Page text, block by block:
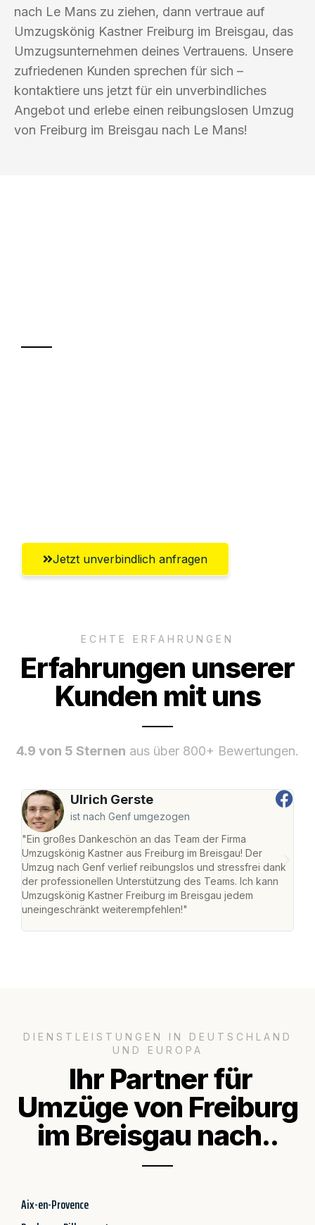
nach Le Mans zu ziehen, dann vertraue auf
Umzugskönig Kastner Freiburg im Breisgau, das
Umzugsunternehmen deines Vertrauens. Unsere
zufriedenen Kunden sprechen für sich –
kontaktiere uns jetzt für ein unverbindliches
Angebot und erlebe einen reibungslosen Umzug
von Freiburg im Breisgau nach Le Mans!
Jetzt unverbindlich anfragen
ECHTE ERFAHRUNGEN
Erfahrungen unserer
Kunden mit uns
4.9 von 5 Sternen aus über 800+ Bewertungen.
Ulrich Gerste
ist nach Genf umgezogen
"Ein großes Dankeschön an das Team der Firma
Umzugskönig Kastner aus Freiburg im Breisgau! Der
Umzug nach Genf verlief reibungslos und stressfrei dank
der professionellen Unterstützung des Teams. Ich kann
Umzugskönig Kastner Freiburg im Breisgau jedem
uneingeschränkt weiterempfehlen!"
DIENSTLEISTUNGEN IN DEUTSCHLAND
UND EUROPA
Ihr Partner für
Umzüge von Freiburg
im Breisgau nach..
Aix-en-Provence